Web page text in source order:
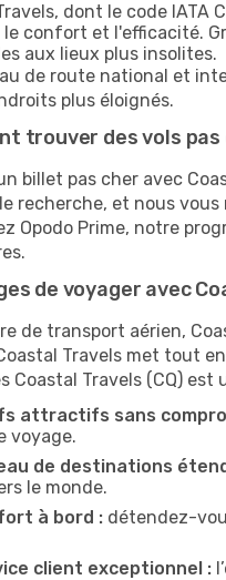
dont le code
confort et l'efficacité.
aux lieux plus insolites.
de route national et
plus éloignés.
trouver des vols
billet pas cher avec
recherche, et nous
Opodo Prime, notre
de voyager avec
de transport aérien,
Travels met tout
Coastal Travels (CQ) est
attractifs sans
voyage.
de destinations
le monde.
à bord : détendez-
client exceptionnel :